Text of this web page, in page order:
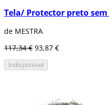
Tela/ Protector preto
de MESTRA
117,34 € 93,87 €
Indisponível